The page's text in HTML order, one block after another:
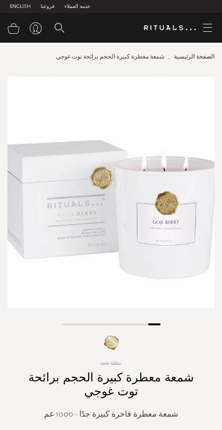
ENGLISH فروعنا خدمة العملاء
الصفحة الرئيسية شمعة معطرة كبيرة الحجم برائحة توت غوجي
تشكيلة خاصة
شمعة معطرة كبيرة الحجم برائحة
توت غوجي
شمعة معطرة فاخرة كبيرة جدًا - 1000 غم